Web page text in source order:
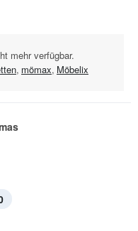
mehr verfügbar.
, mömax, Möbelix